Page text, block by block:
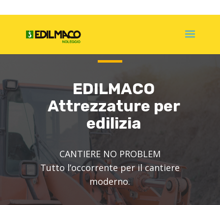
EDILMACO
Attrezzature per
edilizia
CANTIERE NO PROBLEM
Tutto l’occorrente per il cantiere
moderno.